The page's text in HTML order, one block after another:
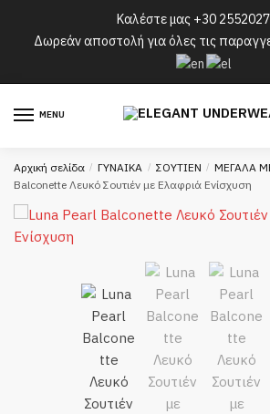
navigation
Καλέστε μας +30
Δωρεάν αποστολή για όλες τις
MENU
Αρχική σελίδα / ΓΥΝΑΙΚΑ / ΣΟΥΤΙΕΝ / ΜΕΓΑΛΑ
Balconette Λευκό Σουτιέν με Ελαφριά Ενίσχυση